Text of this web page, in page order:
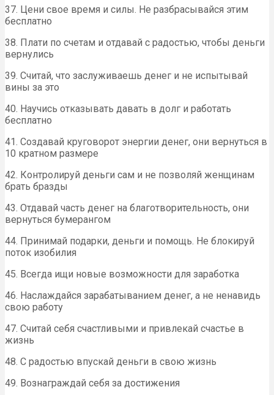
37. Цени свое время и силы. Не разбрасывайся этим
бесплатно
38. Плати по счетам и отдавай с радостью, чтобы деньги
вернулись
39. Считай, что заслуживаешь денег и не испытывай
вины за это
40. Научись отказывать давать в долг и работать
бесплатно
41. Создавай круговорот энергии денег, они вернуться в
10 кратном размере
42. Контролируй деньги сам и не позволяй женщинам
брать бразды
43. Отдавай часть денег на благотворительность, они
вернуться бумерангом
44. Принимай подарки, деньги и помощь. Не блокируй
поток изобилия
45. Всегда ищи новые возможности для заработка
46. Наслаждайся зарабатыванием денег, а не ненавидь
свою работу
47. Считай себя счастливыми и привлекай счастье в
жизнь
48. С радостью впускай деньги в свою жизнь
49. Вознаграждай себя за достижения